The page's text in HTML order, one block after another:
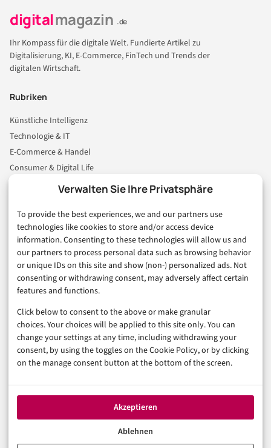
Verwalten Sie Ihre Privatsphäre
To provide the best experiences, we and our partners use
technologies like cookies to store and/or access device
information. Consenting to these technologies will allow us and
our partners to process personal data such as browsing behavior
or unique IDs on this site and show (non-) personalized ads. Not
consenting or withdrawing consent, may adversely affect certain
features and functions.
Click below to consent to the above or make granular
choices. Your choices will be applied to this site only. You can
change your settings at any time, including withdrawing your
consent, by using the toggles on the Cookie Policy, or by clicking
on the manage consent button at the bottom of the screen.
Akzeptieren
Ablehnen
digitalmagazin .de
Ihr Kompass für die digitale Welt. Fundierte Artikel zu
Digitalisierung, KI, E-Commerce, FinTech und Trends der
digitalen Wirtschaft.
Rubriken
Künstliche Intelligenz
Technologie & IT
E-Commerce & Handel
Consumer & Digital Life
Business & Karriere
Sicherheit & Recht
Digitalisierung
Marketing
Magazin
Unsere Redaktion
Werbeformate & Media Kit
Rechtliches
Datenschutzerklärung (EU)
Cookie-Richtlinie (EU)